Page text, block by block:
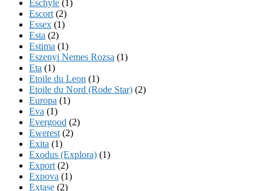
Eschyle (1)
Escort (2)
Essex (1)
Esta (2)
Estima (1)
Eszenyi Nemes Rozsa (1)
Eta (1)
Etoile du Leon (1)
Etoile du Nord (Rode Star) (2)
Europa (1)
Eva (1)
Evergood (2)
Ewerest (2)
Exita (1)
Exodus (Explora) (1)
Export (2)
Expova (1)
Extase (2)